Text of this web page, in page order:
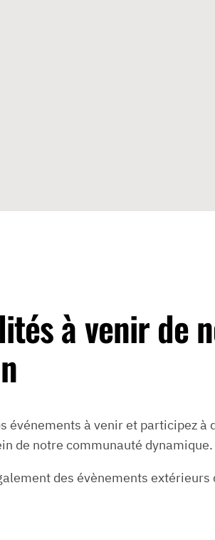
à venir de
événements à venir et participez à
de notre communauté dynamique.
des évènements